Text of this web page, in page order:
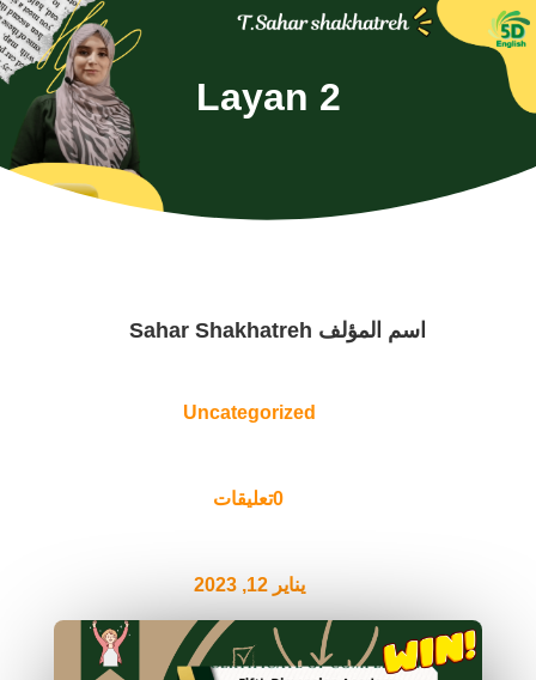
Layan 2
اسم المؤلف Sahar Shakhatreh
Uncategorized
0تعليقات
يناير 12, 2023